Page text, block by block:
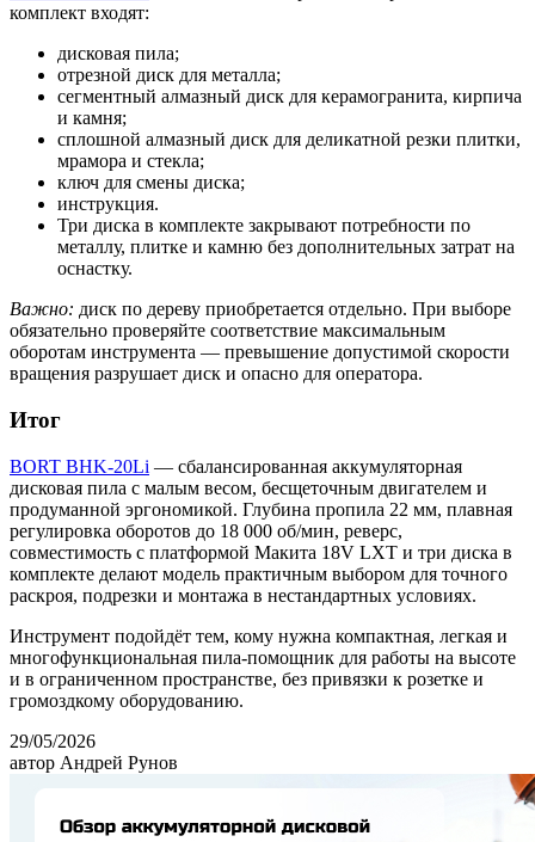
комплект входят:
дисковая пила;
отрезной диск для металла;
сегментный алмазный диск для керамогранита, кирпича
и камня;
сплошной алмазный диск для деликатной резки плитки,
мрамора и стекла;
ключ для смены диска;
инструкция.
Три диска в комплекте закрывают потребности по
металлу, плитке и камню без дополнительных затрат на
оснастку.
Важно: диск по дереву приобретается отдельно. При выборе
обязательно проверяйте соответствие максимальным
оборотам инструмента — превышение допустимой скорости
вращения разрушает диск и опасно для оператора.
Итог
BORT BHK-20Li — сбалансированная аккумуляторная
дисковая пила с малым весом, бесщеточным двигателем и
продуманной эргономикой. Глубина пропила 22 мм, плавная
регулировка оборотов до 18 000 об/мин, реверс,
совместимость с платформой Макита 18V LXT и три диска в
комплекте делают модель практичным выбором для точного
раскроя, подрезки и монтажа в нестандартных условиях.
Инструмент подойдёт тем, кому нужна компактная, легкая и
многофункциональная пила-помощник для работы на высоте
и в ограниченном пространстве, без привязки к розетке и
громоздкому оборудованию.
29/05/2026
автор Андрей Рунов